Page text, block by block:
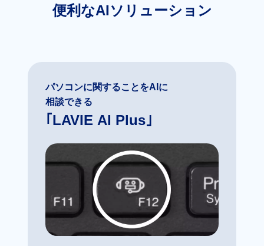
便利なAIソリューション
パソコンに関することをAIに
相談できる
｢LAVIE AI Plus｣